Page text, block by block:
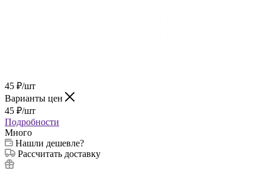
45 ₽/шт
Варианты цен
45 ₽/шт
Подробности
Много
Нашли дешевле?
Рассчитать доставку